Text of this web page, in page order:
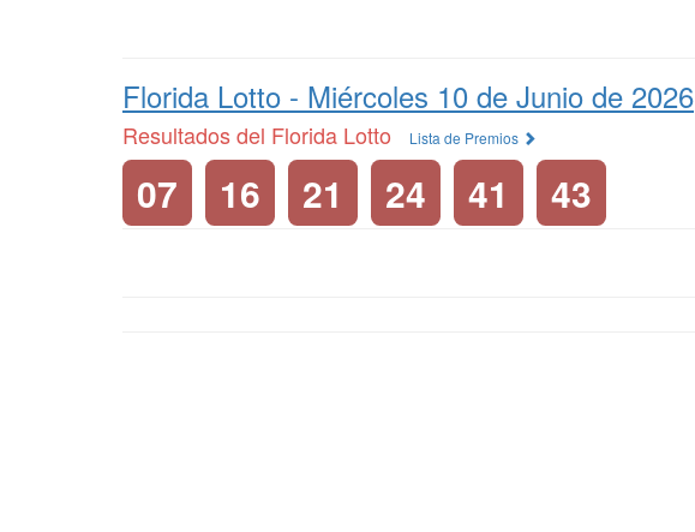
Florida Lotto - Miércoles 10 de Junio de 2026
Resultados del Florida Lotto Lista de Premios
07 16 21 24 41 43